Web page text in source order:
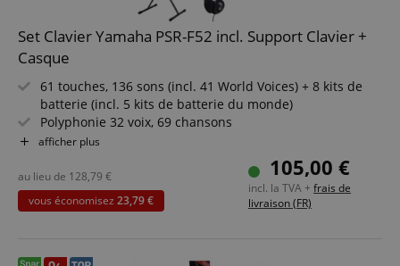
Set Clavier Yamaha PSR-F52 incl. Support Clavier +
Casque
61 touches, 136 sons (incl. 41 World Voices) + 8 kits de
batterie (incl. 5 kits de batterie du monde)
Polyphonie 32 voix, 69 chansons
158 styles d'accompagnement (incl. 75 styles du monde)
Nombreuses fonctions (sustain panneau, métronome,
Sound Boost et plus !)
Pack économique incluant support clavier en X et casque
afficher plus
105,00 €
incl. la TVA + frais de
livraison (FR)
au lieu de 128,79 €
vous économisez 23,79 €